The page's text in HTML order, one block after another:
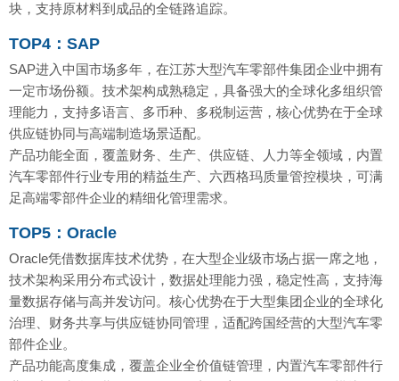
块，支持原材料到成品的全链路追踪。
TOP4：SAP
SAP进入中国市场多年，在江苏大型汽车零部件集团企业中拥有
一定市场份额。技术架构成熟稳定，具备强大的全球化多组织管
理能力，支持多语言、多币种、多税制运营，核心优势在于全球
供应链协同与高端制造场景适配。
产品功能全面，覆盖财务、生产、供应链、人力等全领域，内置
汽车零部件行业专用的精益生产、六西格玛质量管控模块，可满
足高端零部件企业的精细化管理需求。
TOP5：Oracle
Oracle凭借数据库技术优势，在大型企业级市场占据一席之地，
技术架构采用分布式设计，数据处理能力强，稳定性高，支持海
量数据存储与高并发访问。核心优势在于大型集团企业的全球化
治理、财务共享与供应链协同管理，适配跨国经营的大型汽车零
部件企业。
产品功能高度集成，覆盖企业全价值链管理，内置汽车零部件行